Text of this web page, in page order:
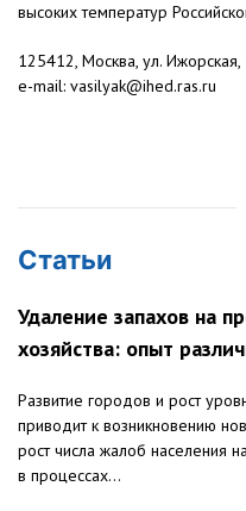
высоких температур
125412, Москва, ул.
e-mail: vasilyak@ihed.ras.ru
Статьи
Удаление запахов на
хозяйства: опыт
Развитие городов и рост
приводит к возникновению
рост числа жалоб населения
в процессах...